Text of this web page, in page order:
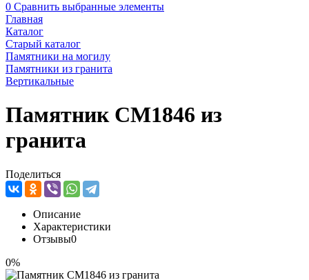
0 Сравнить выбранные элементы
Главная
Каталог
Старый каталог
Памятники на могилу
Памятники из гранита
Вертикальные
Памятник CM1846 из
гранита
Поделиться
Описание
Характеристики
Отзывы0
0%